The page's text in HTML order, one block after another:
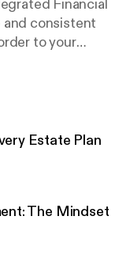
Financial
and consistent
to your
estate
Estate Plan
The Mindset